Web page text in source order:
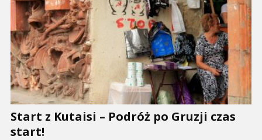
Start z Kutaisi – Podróż po Gruzji czas
start!